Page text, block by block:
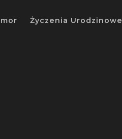
Życzenia Urodzinowe